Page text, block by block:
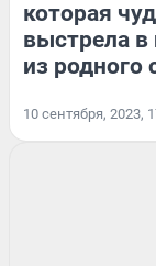
которая
выстрела в
из родного
10 сентября, 2023,